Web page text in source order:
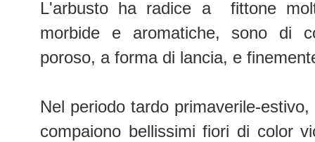
L'arbusto ha radice a fittone
morbide e aromatiche, sono di
poroso, a forma di lancia, e
Nel periodo tardo primaverile-
compaiono bellissimi fiori di color